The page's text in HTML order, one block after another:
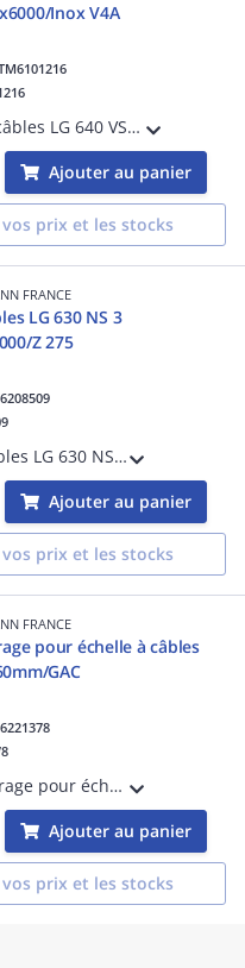
Inox V4A
Echelle à câbles LG 640 VS6 A4/60x400x6000/Inox V4A / Acier inoxydable 1.4571, V4A, 1.4571/ nu, traité
Ajouter au panier
prix et les stocks
FRANCE
LG 630 NS 3
Z 275
Echelle à câbles LG 630 NS 3 FS/60x300x3000/Z 275 Acier, St / galvanisé par bande, DIN EN 10346
Ajouter au panier
prix et les stocks
FRANCE
pour échelle à câbles
GAC
Pièce de serrage pour échelle à câbles LAS 60 FT/H60mm/GAC Acier, St / galvanisé à chaud par trempage, DIN EN ISO 1461
Ajouter au panier
prix et les stocks